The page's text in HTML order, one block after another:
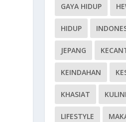
GAYA HIDUP
HIDUP
JEPANG
KEINDAHAN
KHASIAT
LIFESTYLE